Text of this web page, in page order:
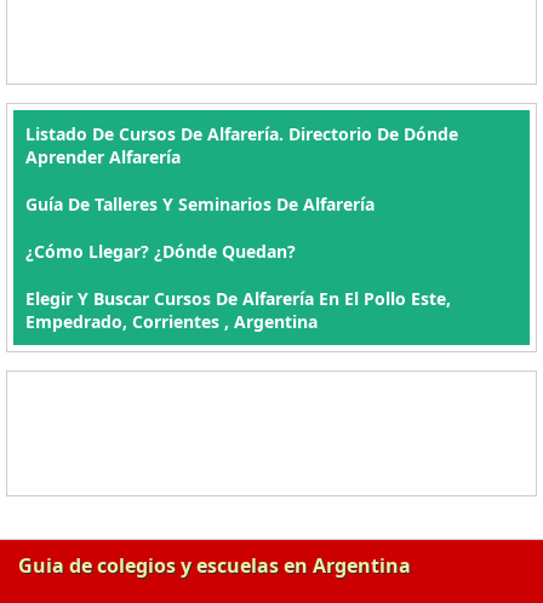
Listado De Cursos De Alfarería. Directorio De Dónde
Aprender Alfarería
Guía De Talleres Y Seminarios De Alfarería
¿Cómo Llegar? ¿Dónde Quedan?
Elegir Y Buscar Cursos De Alfarería En El Pollo Este,
Empedrado, Corrientes , Argentina
Guia de colegios y escuelas en Argentina